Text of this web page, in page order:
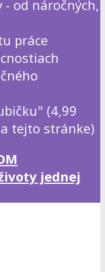
od náročných,
práce
(4,99
tejto stránke)
životy jednej